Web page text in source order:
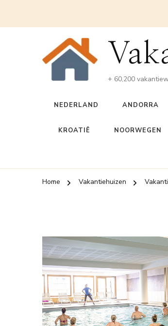
+ 60,200
NEDERLAND ANDORRA
KROATIË NOORWEGEN
Home Vakantiehuizen